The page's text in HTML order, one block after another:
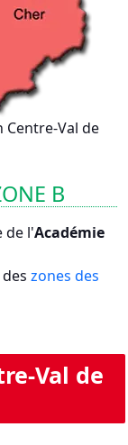
Val de
B
de l'Académie
des zones des
Val de